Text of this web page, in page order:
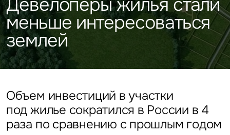
Стратегический консалтинг
Исследования и аналитика
Оценка
Управление проектами строительства
Каталог объектов
Эксклюзивы
Новости
меньше интересоваться
землей
Объем инвестиций в участки
под жилье сократился в России в 4
раза по сравнению с прошлым годом
Офисы
Подписаться
Нажимая на кнопку
Это обязательное поле
Отправить
данныхАлматы
Брокеридж
Стратегический консалтинг
Оценка
Это обязательное поле
Отправить